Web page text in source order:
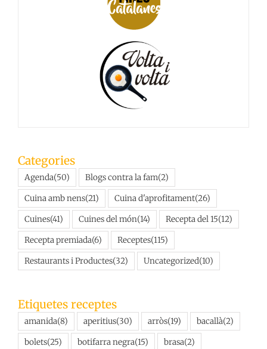
Cuina amb nens(21) Cuina d'aprofitament
Cuines(41) Cuines del món(14) Recepta del 15
Recepta premiada(6) Receptes(115)
Restaurants i Productes(32) Uncategorized
bolets(25) botifarra negra(15) brasa(2)
caldo(26) calçots(9) canelons(6)